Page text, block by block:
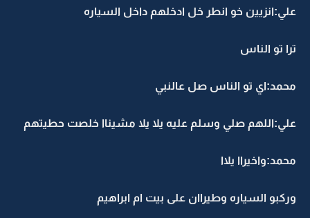
علي:انزيين خو انطر خل ادخلهم داخل السياره
ترا تو الناس
محمد:اي تو الناس صل عالنبي
علي:اللهم صلي وسلم عليه يلا يلا مشيناا خلصت حطيتهم
محمد:واخيراا يلاا
وركبو السياره وطيراان على بيت ام ابراهيم